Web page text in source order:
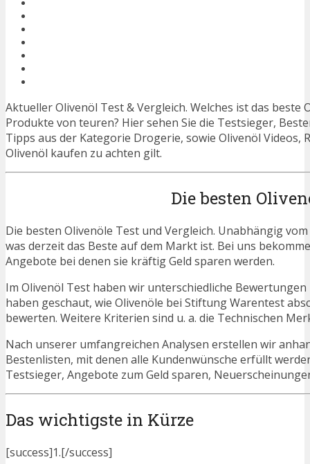
Aktueller Olivenöl Test & Vergleich. Welches ist das
Produkte von teuren? Hier sehen Sie die Testsieger,
Tipps aus der Kategorie Drogerie, sowie Olivenöl
Olivenöl kaufen zu achten gilt.
Die besten
Die besten Olivenöle Test und Vergleich. Unabhängig
was derzeit das Beste auf dem Markt ist. Bei uns
Angebote bei denen sie kräftig Geld sparen werden.
Im Olivenöl Test haben wir unterschiedliche
haben geschaut, wie Olivenöle bei Stiftung Warentest
bewerten. Weitere Kriterien sind u. a. die Technischen
Nach unserer umfangreichen Analysen erstellen wir
Bestenlisten, mit denen alle Kundenwünsche erfüllt
Testsieger, Angebote zum Geld sparen,
Das wichtigste in Kürze
[success]1.[/success]